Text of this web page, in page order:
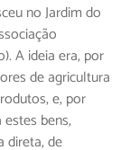
no Jardim do
A ideia era, por
de agricultura
e, por
bens,
direta, de